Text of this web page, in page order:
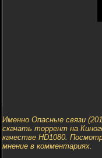
Именно Опасные связи
скачать торрент на
качестве HD1080.
мнение в комментариях.